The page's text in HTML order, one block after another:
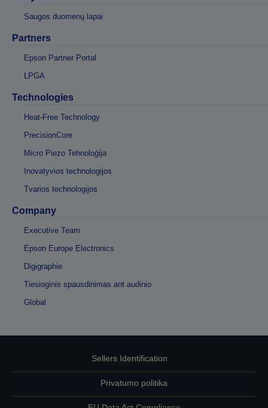
Saugos duomenų lapai
Partners
Epson Partner Portal
LPGA
Technologies
Heat-Free Technology
PrecisionCore
Micro Piezo Tehnoloģija
Inovatyvios technologijos
Tvarios technologijos
Company
Executive Team
Epson Europe Electronics
Digigraphie
Tiesioginis spausdinimas ant audinio
Global
Sellers Identification
Privatumo politika